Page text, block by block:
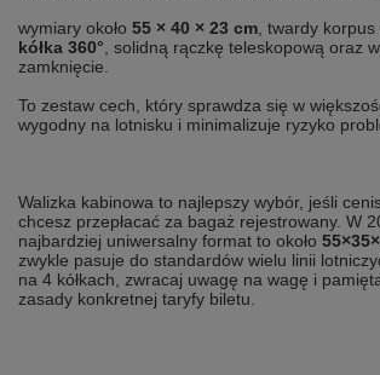
wymiary około 55 × 40 × 23 cm , twardy
kółka 360° , solidną rączkę teleskopową oraz
zamknięcie.
To zestaw cech, który sprawdza się w
wygodny na lotnisku i minimalizuje ryzyko
Walizka kabinowa to najlepszy wybór, jeśli
chcesz przepłacać za bagaż rejestrowany. W
najbardziej uniwersalny format to około
zwykle pasuje do standardów wielu linii
na 4 kółkach, zwracaj uwagę na wagę i
zasady konkretnej taryfy biletu.